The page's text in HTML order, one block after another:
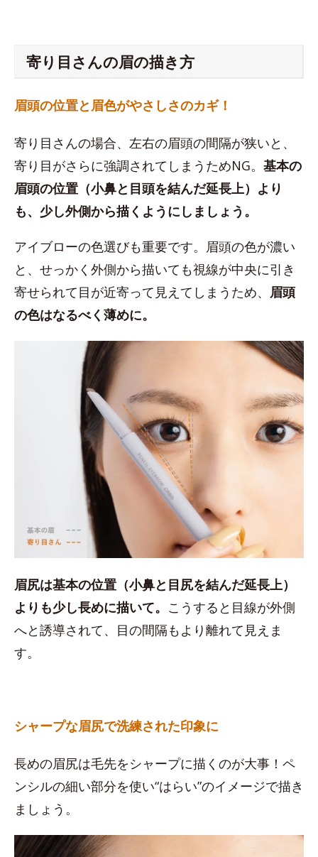
寄り目さんの眉の描き方
眉頭の位置と眉色がやさしさのカギ！
寄り目さんの場合、左右の眉頭の間隔が狭いと、
寄り目がさらに強調されてしまうためNG。 基本の
眉頭の位置（小鼻と目頭を結んだ延長上）より
も、少し外側から描くようにしましょう。
アイブローの色選びも重要です。眉頭の色が濃い
と、せっかく外側から描いても視線が中央に引き
寄せられて目が近寄って見えてしまうため、 眉頭
の色はなるべく薄めに。
眉尻は基本の位置（小鼻と目尻を結んだ延長上）
よりも少し長めに描いて。 こうすると目線が外側
へと誘導されて、目の間隔もより離れて見えま
す。
シャープな眉尻で洗練された印象に
長めの眉尻は毛先をシャープに描くのが大事！ペ
ンシルの細い部分を使い“はらい”のイメージで描き
ましょう。